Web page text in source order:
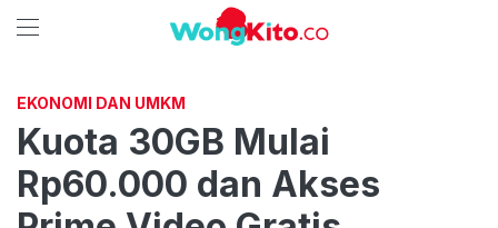
EKONOMI DAN UMKM
Kuota 30GB Mulai
Rp60.000 dan Akses